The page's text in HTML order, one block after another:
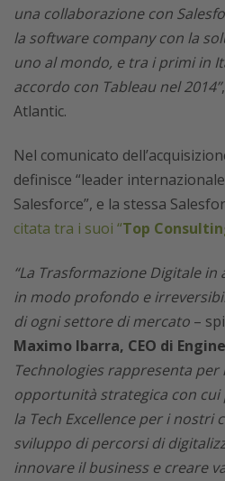
una collaborazione con
la software company con la
uno al mondo, e tra i primi in
accordo con Tableau nel 2014”
Atlantic.
Nel comunicato
definisce “leader
Salesforce”, e la stessa
citata tra i suoi “Top
“La Trasformazione Digitale
in modo profondo e
di ogni settore di mercato –
Maximo Ibarra, CEO di
Technologies rappresenta
opportunità strategica con
la Tech Excellence per i nostri
sviluppo di percorsi di
innovare il business e creare